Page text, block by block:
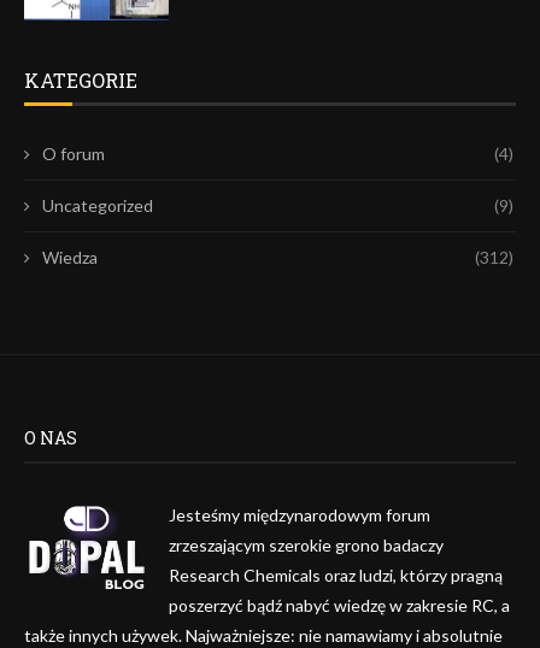
KATEGORIE
O forum (4)
Uncategorized (9)
Wiedza (312)
O NAS
Jesteśmy międzynarodowym forum
zrzeszającym szerokie grono badaczy
Research Chemicals oraz ludzi, którzy pragną
poszerzyć bądź nabyć wiedzę w zakresie RC, a
także innych używek. Najważniejsze: nie namawiamy i absolutnie